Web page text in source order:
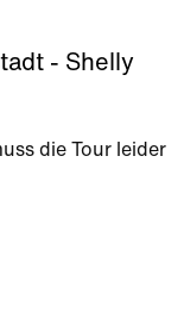
- Shelly
die Tour leider